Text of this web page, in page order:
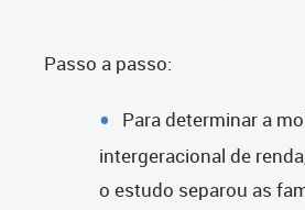
Passo a passo:
Para determinar a
intergeracional de
o estudo separou as